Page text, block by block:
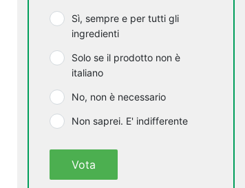
Sì, sempre e per tutti gli
ingredienti
Solo se il prodotto non è
italiano
No, non è necessario
Non saprei. E' indifferente
Vota